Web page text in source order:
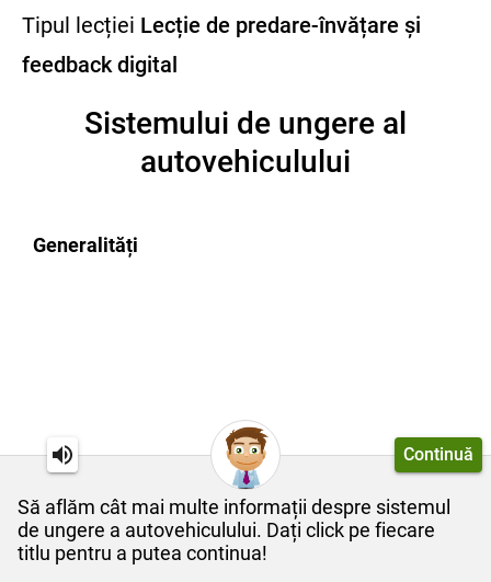
Să aflăm cât mai multe informații despre sistemul
de ungere a autovehiculului. Dați click pe fiecare
titlu pentru a putea continua!
Continuă
Tipul lecției Lecție de predare-învățare și
feedback digital
Sistemului de ungere al
autovehiculului
Generalități